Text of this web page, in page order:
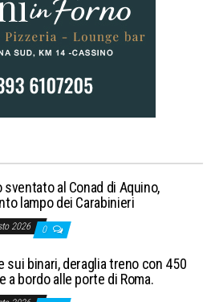
al Conad di Aquino,
lampo dei Carabinieri
2026 0
sui binari, deraglia treno con 450
a bordo alle porte di Roma.